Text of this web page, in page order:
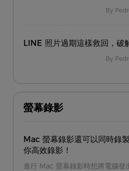
By
LINE 照片過期這樣救回，破
By
螢幕錄影
Mac 螢幕錄影還可以同時錄
你高效錄影！
進行 Mac 螢幕錄影時想將電腦發